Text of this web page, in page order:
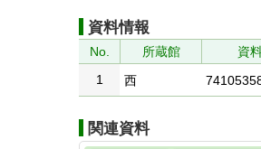
資料情報
No. 所蔵館 資
1
西
関連資料